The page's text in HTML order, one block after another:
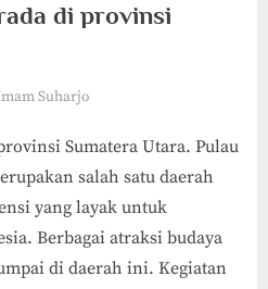
di provinsi
Suharjo
Sumatera Utara. Pulau
salah satu daerah
yang layak untuk
Berbagai atraksi budaya
di daerah ini. Kegiatan